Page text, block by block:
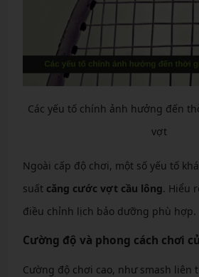
Các yếu tố chính ảnh hưởng đến
vợt
Ngoài cấp độ chơi, một số yếu tố
suất căng cước vợt cầu lông. Hiểu
điều chỉnh lịch bảo dưỡng phù hợp.
Cường độ và phong cách chơi
Cường độ chơi cao, như smash liên